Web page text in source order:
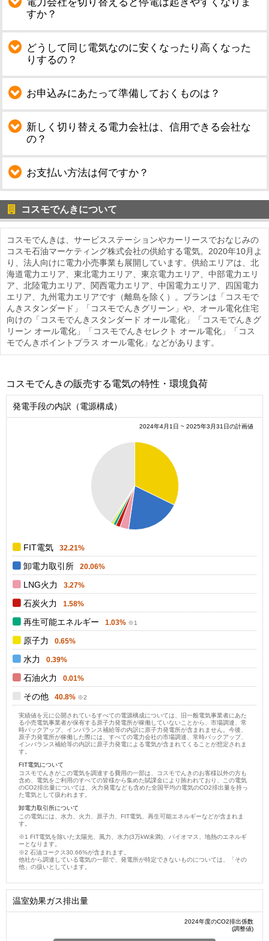
すか？
どうして同じ電気なのに安くなったり高くなった
りするの？
お申込みにあたって準備しておくものは？
新しく切り替える電力会社は、信用できる会社な
の？
お支払い方法は何ですか？
コスモでんきについて
コスモでんきは、サービスステーションやカーリースでおなじみの
コスモ石油マーケティング株式会社の供給する電気。2020年10月よ
り、法人向けに電力小売事業も展開しています。供給エリアは、北
海道電力エリア、東北電力エリア、東京電力エリア、中部電力エリ
ア、北陸電力エリア、関西電力エリア、中国電力エリア、四国電力
エリア、九州電力エリアです（離島を除く）。プランは「コスモで
んきスタンダード」「コスモでんきグリーン」や、オール電化住宅
向けの「コスモでんきスタンダード オール電化」「コスモでんきグ
リーン オール電化」「コスモでんきセレクト オール電化」「コス
モでんきポイントプラス オール電化」などがあります。
コスモでんきの販売する電気の特性・環境負荷
発電手段の内訳（電源構成）
2024年4月1日 ~ 2025年3月31日の計画値
FIT電気 32.21%
卸電力取引所 20.06%
LNG火力 3.27%
石炭火力 1.58%
再生可能エネルギー 1.03%
原子力 0.65%
水力 0.39%
石油火力 0.01%
その他 40.8%
実績値を元に公開されているすべての電源構成については、旧一般電気事業者にあた
る小売電気事業者が保有する原子力発電所が稼働していないことから、市場調達、常
時バックアップ、インバランス補給等の内訳に原子力発電所が含まれません。今後、
原子力発電所が稼働した際には、すべての電力会社の市場調達、常時バックアップ、
インバランス補給等の内訳に原子力発電による電気が含まれてくることが想定されま
す。
FIT電気について
コスモでんきがこの電気を調達する費用の一部は、コスモでんきのお客様以外の方も
含め、電気をご利用のすべての皆様から集めた賦課金により賄われており、この電気
のCO2排出量については、火力発電なども含めた全国平均の電気のCO2排出量を持っ
た電気として扱われます。
卸電力取引所について
この電気には、水力、火力、原子力、FIT電気、再生可能エネルギーなどが含まれま
す。
FIT電気を除いた太陽光、風力、水力(3万kW未満)、バイオマス、地熱のエネルギ
ーとなります。
石油コークス30.66%が含まれます。
他社から調達している電気の一部で、発電所が特定できないものについては、「その
他」の扱いとしています。
温室効果ガス排出量
2024年度のCO2排出係数
(調整値)